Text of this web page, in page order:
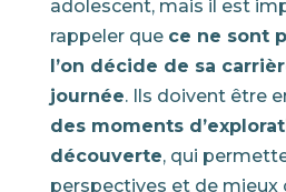
adolescent, mais il est
rappeler que ce ne sont
l’on décide de sa
journée. Ils doivent être
des moments
découverte, qui
perspectives et de mieux